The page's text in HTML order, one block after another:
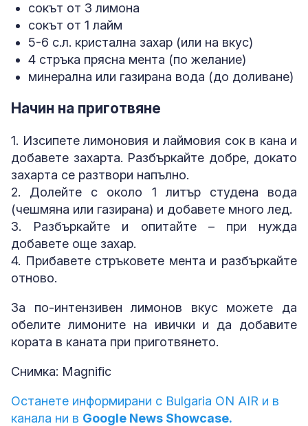
сокът от 3 лимона
сокът от 1 лайм
5-6 с.л. кристална захар (или на вкус)
4 стръка прясна мента (по желание)
минерална или газирана вода (до доливане)
Начин на приготвяне
1. Изсипете лимоновия и лаймовия сок в кана и
добавете захарта. Разбъркайте добре, докато
захарта се разтвори напълно.
2. Долейте с около 1 литър студена вода
(чешмяна или газирана) и добавете много лед.
3. Разбъркайте и опитайте – при нужда
добавете още захар.
4. Прибавете стръковете мента и разбъркайте
отново.
За по-интензивен лимонов вкус можете да
обелите лимоните на ивички и да добавите
кората в каната при приготвянето.
Снимка: Magnific
Останете информирани с Bulgaria ON AIR и в
канала ни в Google News Showcase.